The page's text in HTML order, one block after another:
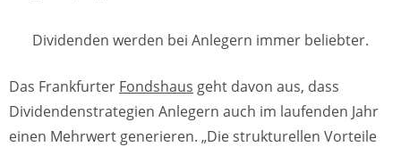
Dividenden werden bei Anlegern immer beliebter.
Das Frankfurter Fondshaus geht davon aus, dass
Dividendenstrategien Anlegern auch im laufenden Jahr
einen Mehrwert generieren. „Die strukturellen Vorteile